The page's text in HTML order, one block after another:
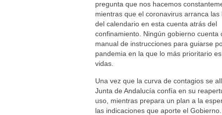
pregunta que nos hacemos
mientras que el coronavirus arranca las
del calendario en esta cuenta atrás del
confinamiento. Ningún gobierno cuenta
manual de instrucciones para guiarse
pandemia en la que lo más prioritario
vidas.
Una vez que la curva de contagios se
Junta de Andalucía confía en su
uso, mientras prepara un plan a la
las indicaciones que aporte el